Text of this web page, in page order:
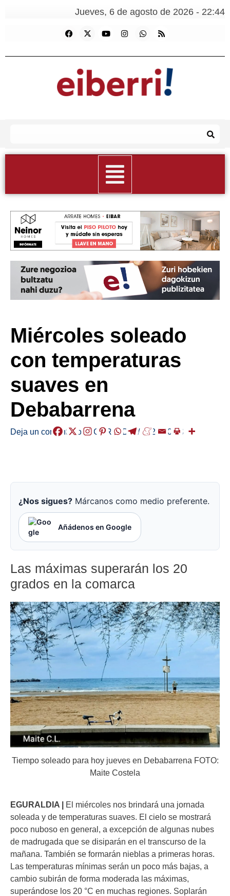
Jueves, 6 de agosto de 2026 - 22:44
Miércoles soleado
con temperaturas
suaves en
Debabarrena
Deja un comentario /EGURALDIA/ 2024-10-23
¿Nos sigues? Márcanos como medio preferente.
Añádenos en Google
Las máximas superarán los 20
grados en la comarca
Tiempo soleado para hoy jueves en Debabarrena FOTO:
Maite Costela
EGURALDIA | El miércoles nos brindará una jornada
soleada y de temperaturas suaves. El cielo se mostrará
poco nuboso en general, a excepción de algunas nubes
de madrugada que se disiparán en el transcurso de la
mañana. También se formarán nieblas a primeras horas.
Las temperaturas mínimas serán un poco más bajas, a
cambio subirán de forma moderada las máximas,
superándose los 20 °C en muchas regiones. Soplarán